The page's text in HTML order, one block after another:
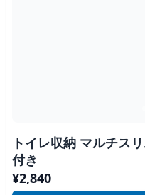
トイレ収納 マルチス
付き
¥2,840